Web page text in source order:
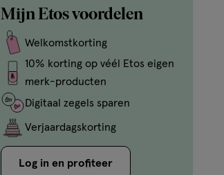
Mijn Etos voordelen
Welkomstkorting
10% korting op véél Etos eigen
merk-producten
Digitaal zegels sparen
Verjaardagskorting
Log in en profiteer